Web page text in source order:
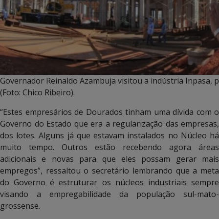
Governador Reinaldo Azambuja visitou a indústria
(Foto: Chico Ribeiro).
“Estes empresários de Dourados tinham uma dívida com o
Governo do Estado que era a regularização das empresas,
dos lotes. Alguns já que estavam instalados no Núcleo há
muito tempo. Outros estão recebendo agora áreas
adicionais e novas para que eles possam gerar mais
empregos”, ressaltou o secretário lembrando que a meta
do Governo é estruturar os núcleos industriais sempre
visando a empregabilidade da população sul-mato-
grossense.